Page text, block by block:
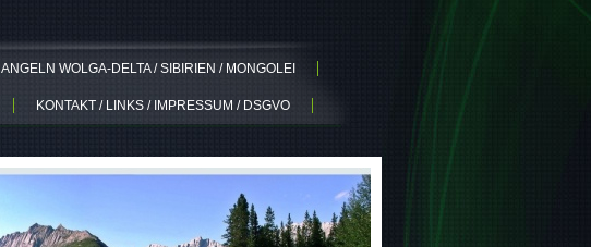
ANGELN WOLGA-DELTA / SIBIRIEN / MONGOLEI
KONTAKT / LINKS / IMPRESSUM / DSGVO